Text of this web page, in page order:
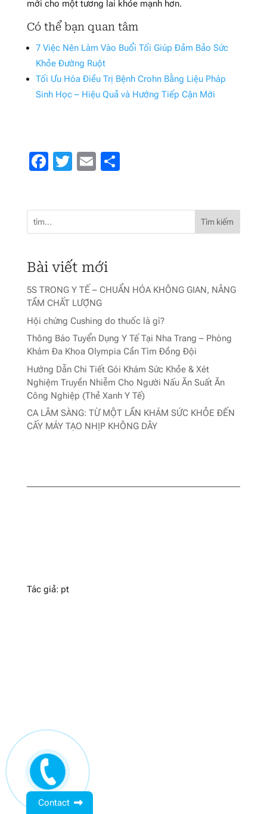
mới cho một tương lai khỏe mạnh hơn.
Có thể bạn quan tâm
7 Việc Nên Làm Vào Buổi Tối Giúp Đảm Bảo Sức
Khỏe Đường Ruột
Tối Ưu Hóa Điều Trị Bệnh Crohn Bằng Liệu Pháp
Sinh Học – Hiệu Quả và Hướng Tiếp Cận Mới
Facebook
Twitter
EmailShare
Tìm kiếm
Bài viết mới
5S TRONG Y TẾ – CHUẨN HÓA KHÔNG GIAN, NÂNG
TẦM CHẤT LƯỢNG
Hội chứng Cushing do thuốc là gì?
Thông Báo Tuyển Dụng Y Tế Tại Nha Trang – Phòng
Khám Đa Khoa Olympia Cần Tìm Đồng Đội
Hướng Dẫn Chi Tiết Gói Khám Sức Khỏe & Xét
Nghiệm Truyền Nhiễm Cho Người Nấu Ăn Suất Ăn
Công Nghiệp (Thẻ Xanh Y Tế)
CA LÂM SÀNG: TỪ MỘT LẦN KHÁM SỨC KHỎE ĐẾN
CẤY MÁY TẠO NHỊP KHÔNG DÂY
Tác giả: pt
Contact